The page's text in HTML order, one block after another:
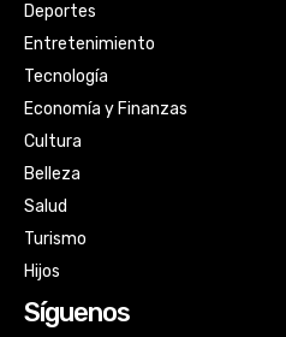
Deportes
Entretenimiento
Tecnología
Economía y Finanzas
Cultura
Belleza
Salud
Turismo
Hijos
Síguenos